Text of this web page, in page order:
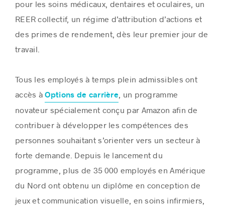
pour les soins médicaux, dentaires et oculaires, un
REER collectif, un régime d’attribution d’actions et
des primes de rendement, dès leur premier jour de
travail.
Tous les employés à temps plein admissibles ont
accès àOptions de carrière , un programme
novateur spécialement conçu par Amazon afin de
contribuer à développer les compétences des
personnes souhaitant s’orienter vers un secteur à
forte demande. Depuis le lancement du
programme, plus de 35 000 employés en Amérique
du Nord ont obtenu un diplôme en conception de
jeux et communication visuelle, en soins infirmiers,